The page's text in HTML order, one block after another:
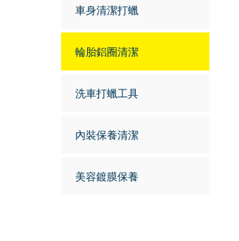
車身清潔打蠟
輪胎鋁圈清潔
洗車打蠟工具
內裝保養清潔
美容鍍膜保養